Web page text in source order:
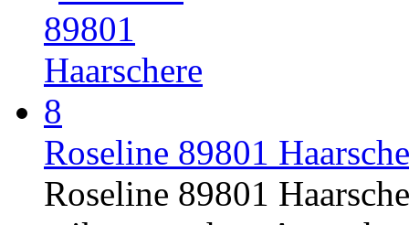
Roseline 89801
Roseline 89801